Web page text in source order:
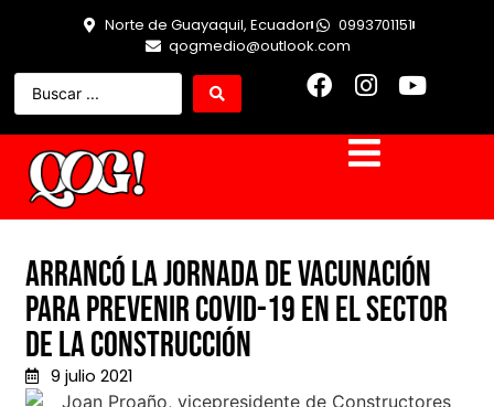
Norte de Guayaquil, Ecuador
0993701151
qogmedio@outlook.com
Arrancó la jornada de vacunación
para prevenir COVID-19 en el sector
de la construcción
9 julio 2021